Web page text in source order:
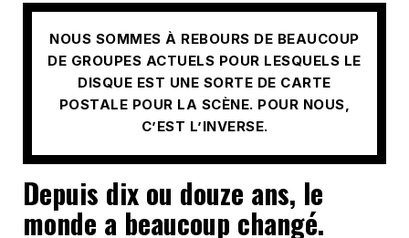
NOUS SOMMES À REBOURS DE BEAUCOUP
DE GROUPES ACTUELS POUR LESQUELS LE
DISQUE EST UNE SORTE DE CARTE
POSTALE POUR LA SCÈNE. POUR NOUS,
C’EST L’INVERSE.
Depuis dix ou douze ans, le
monde a beaucoup changé.